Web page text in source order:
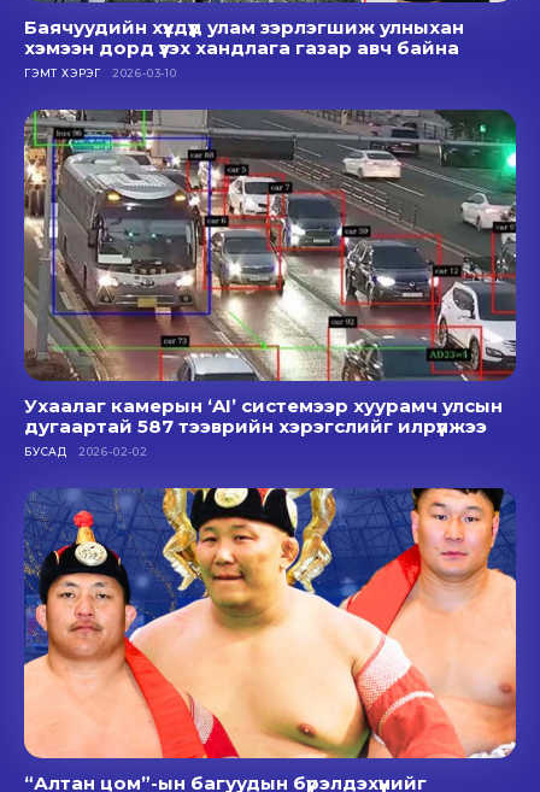
Баячуудийн хүүхдүүд улам зэрлэгшиж улныхан
хэмээн дорд үзэх хандлага газар авч байна
ГЭМТ ХЭРЭГ 2026-03-10
Ухаалаг камерын ‘AI’ системээр хуурамч улсын
дугаартай 587 тээврийн хэрэгслийг илрүүлжээ
БУСАД 2026-02-02
“Алтан цом”-ын багуудын бүрэлдэхүүнийг